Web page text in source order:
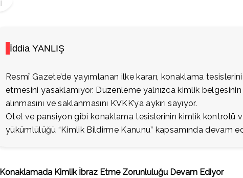
İddia YANLIŞ
Resmî Gazete’de yayımlanan ilke kararı, konaklama
etmesini yasaklamıyor. Düzenleme yalnızca kimlik
alınmasını ve saklanmasını KVKK’ya aykırı sayıyor.
Otel ve pansiyon gibi konaklama tesislerinin kimlik kontrolü
yükümlülüğü “Kimlik Bildirme Kanunu” kapsamında devam
Konaklamada Kimlik İbraz Etme Zorunluluğu Devam Ediyor